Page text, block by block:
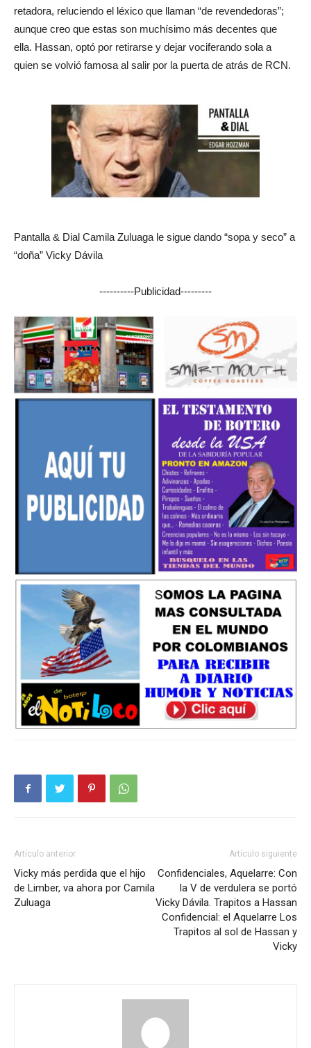
retadora, reluciendo el léxico que llaman “de revendedoras”;
aunque creo que estas son muchísimo más decentes que
ella. Hassan, optó por retirarse y dejar vociferando sola a
quien se volvió famosa al salir por la puerta de atrás de RCN.
Pantalla & Dial Camila Zuluaga le sigue dando “sopa y seco” a
“doña” Vicky Dávila
----------Publicidad---------
Artículo anterior
Vicky más perdida que el hijo
de Limber, va ahora por Camila
Zuluaga
Artículo siguiente
Confidenciales, Aquelarre: Con
la V de verdulera se portó
Vicky Dávila. Trapitos a Hassan
Confidencial: el Aquelarre Los
Trapitos al sol de Hassan y
Vicky